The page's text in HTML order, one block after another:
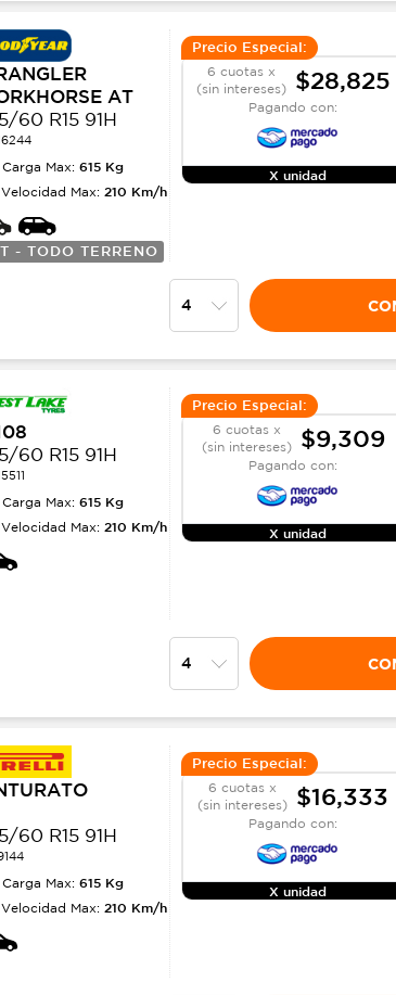
AT
60 R15 91H
Carga Max: 615 Kg
Velocidad Max: 210 Km/h
- TODO TERRENO
Precio Especial:
6 cuotas x
(sin intereses)
$28,825
Pagando con:
X unidad
60 R15 91H
Carga Max: 615 Kg
Velocidad Max: 210 Km/h
Precio Especial:
6 cuotas x
(sin intereses)
$9,309
Pagando con:
X unidad
60 R15 91H
Carga Max: 615 Kg
Velocidad Max: 210 Km/h
Precio Especial:
6 cuotas x
(sin intereses)
$16,333
Pagando con:
X unidad